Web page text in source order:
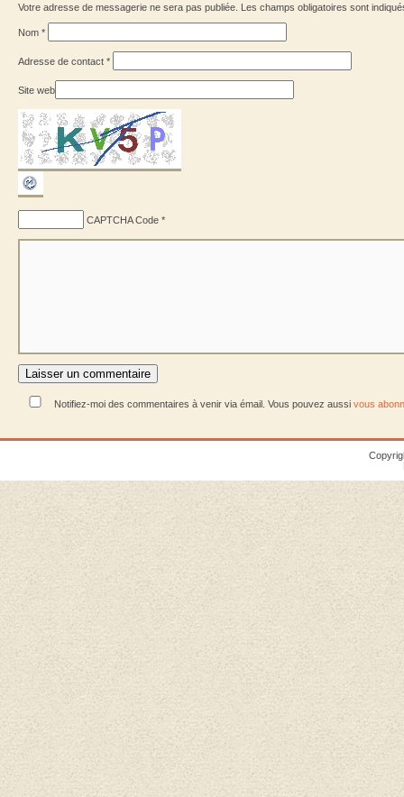
Votre adresse de messagerie ne sera pas publiée. Les champs obligatoires sont
Nom *
Adresse de contact *
Site web
CAPTCHA Code *
Notifiez-moi des commentaires à venir via émail. Vous pouvez aussi vous